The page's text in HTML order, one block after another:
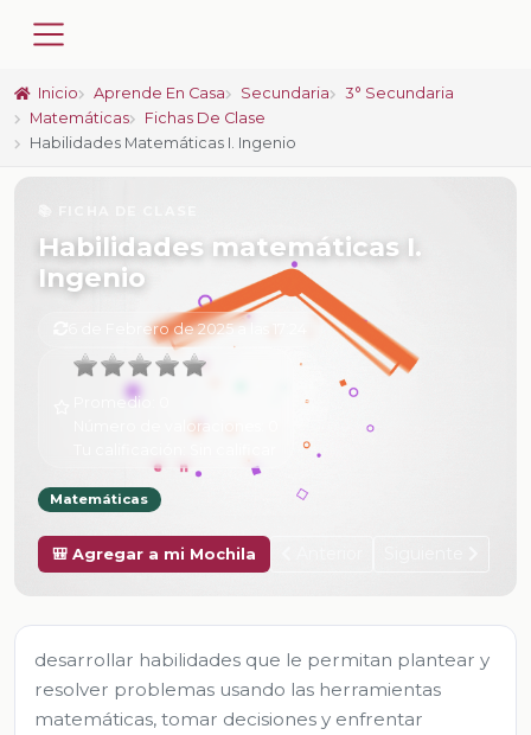
Inicio Aprende En Casa Secundaria
3° Secundaria
Matemáticas
Fichas De Clase
Habilidades Matemáticas I. Ingenio
Habilidades matemáticas I.
Ingenio
6 de Febrero de 2025 a las 17:24
Promedio:
Número de valoraciones:
Matemáticas
🎒 Agregar a mi Mochila
desarrollar habilidades que le permitan plantear y
resolver problemas usando las herramientas
matemáticas, tomar decisiones y enfrentar